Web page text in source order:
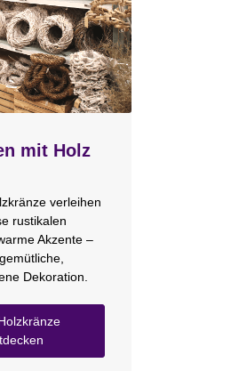
mit Holz
verleihen
rustikalen
Akzente –
Dekoration.